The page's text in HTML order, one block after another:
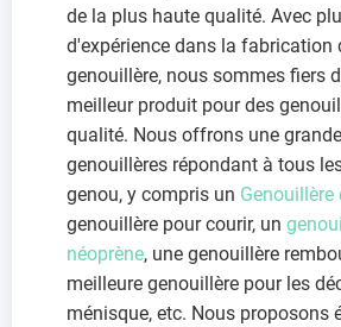
de la plus haute qualité. Avec
d'expérience dans la fabrication
genouillère, nous sommes fiers
meilleur produit pour des
qualité. Nous offrons une
genouillères répondant à tous
genou, y compris un Genouillère
genouillère pour courir, un
néoprène, une genouillère
meilleure genouillère pour les
ménisque, etc. Nous proposons